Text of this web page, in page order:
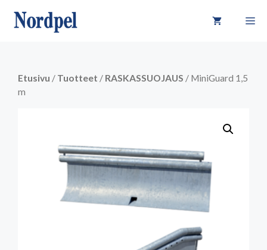
sisältöön
Etusivu / Tuotteet / RASKASSUOJAUS / MiniGuard 1,5
m